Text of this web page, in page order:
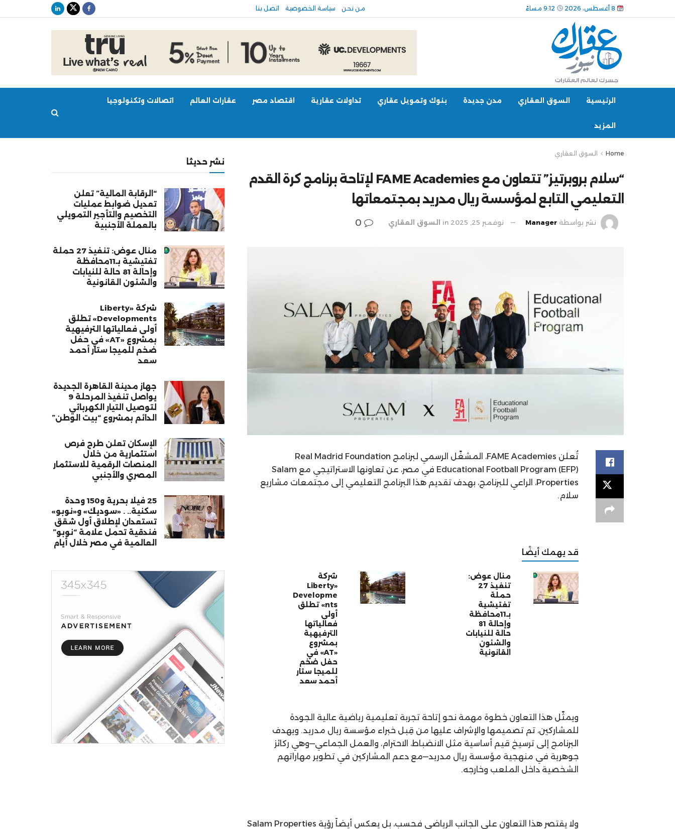
من نحن سياسة الخصوصية اتصل بنا
الرئيسية السوق العقاري مدن جديدة بنوك وتمويل عقاري تداولات عقارية اقتصاد مصر عقارات العالم اتصالات وتكنولوجيا
المزيد
Home السوق العقاري
“سلام بروبرتيز” تتعاون مع FAME Academies لإتاحة برنامج كرة القدم
التعليمي التابع لمؤسسة ريال مدريد بمجتمعاتها
نشر بواسطة Manager نوفمبر 25, 2025 in السوق العقاري
تُعلن FAME Academies، المشغّل الرسمي لبرنامج Real Madrid Foundation
Educational Football Program (EFP) في مصر، عن تعاونها الاستراتيجي مع Salam
Properties، الراعي للبرنامج، بهدف تقديم هذا البرنامج التعليمي إلى مجتمعات مشاريع
سلام.
قد يهمك أيضًا
منال عوض:
تنفيذ 27
حملة
تفتيشية
بـ11محافظة
وإحالة 81
حالة للنيابات
والشئون
القانونية
شركة
«Liberty
Developme
nts» تطلق
أولى
فعالياتها
الترفيهية
بمشروع
«AT» في
حفل ضخم
للميجا ستار
أحمد سعد
ويمثّل هذا التعاون خطوة مهمة نحو إتاحة تجربة تعليمية رياضية عالية الجودة
للمشاركين، تم تصميمها والإشراف عليها من قِبل خبراء مؤسسة ريال مدريد. ويهدف
البرنامج إلى ترسيخ قيم أساسية مثل الانضباط، الاحترام، والعمل الجماعي—وهي ركائز
جوهرية في منهجية مؤسسة ريال مدريد—مع دعم المشاركين في تطوير مهاراتهم
الشخصية داخل الملعب وخارجه.
ولا يقتصر هذا التعاون على الجانب الرياضي فحسب، بل يعكس أيضاً رؤية Salam Properties
نشر حديثا
“الرقابة المالية” تعلن
تعديل ضوابط عمليات
التخصيم والتأجير التمويلي
بالعملة الأجنبية
منال عوض: تنفيذ 27 حملة
تفتيشية بـ11محافظة
وإحالة 81 حالة للنيابات
والشئون القانونية
شركة «Liberty
Developments» تطلق
أولى فعالياتها الترفيهية
بمشروع «AT» في حفل
ضخم للميجا ستار أحمد
سعد
جهاز مدينة القاهرة الجديدة
يواصل تنفيذ المرحلة 9
لتوصيل التيار الكهربائي
الدائم بمشروع “بيت الوطن”
الإسكان تعلن طرح فرص
استثمارية من خلال
المنصات الرقمية للاستثمار
المصري والأجنبي
25 فيلا بحرية و150 وحدة
سكنية.. . «سوديك» و«نوبو»
تستعدان لإطلاق أول شقق
فندقية تحمل علامة “نوبو”
العالمية في مصر خلال أيام